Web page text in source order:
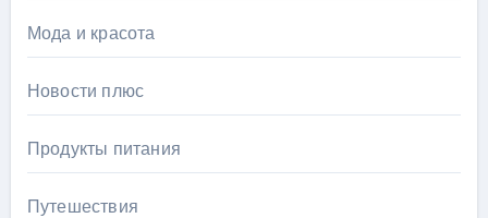
Мода и красота
Новости плюс
Продукты питания
Путешествия